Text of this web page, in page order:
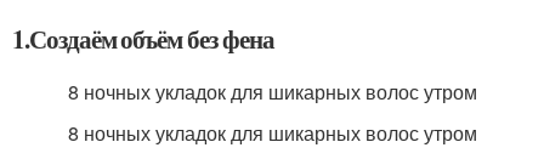
1.Создаём объём без фена
8 ночных укладок для шикарных волос утром
8 ночных укладок для шикарных волос утром